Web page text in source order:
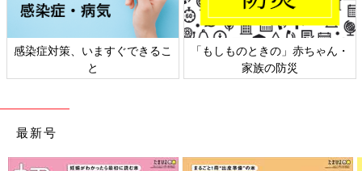
感染症対策、いますぐできるこ
と
「もしものときの」赤ちゃん・
家族の防災
最新号